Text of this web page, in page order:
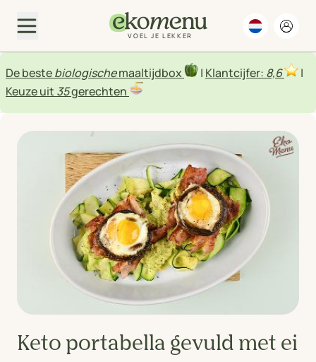
VOEL JE LEKKER
De bestebiologischemaaltijdbox | Klantcijfer: 8,6
|
Keuze uit 35gerechten
Keto portabella gevuld met ei